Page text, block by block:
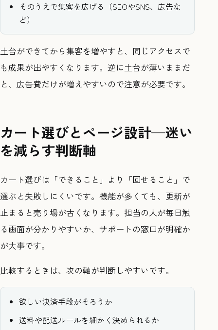
そのうえで集客を広げる（SEOやSNS、広告な
ど）
土台ができてから集客を増やすと、同じアクセスで
も成果が出やすくなります。逆に土台が薄いままだ
と、広告費だけが増えやすいので注意が必要です。
カート選びとページ設計—迷い
を減らす判断軸
カート選びは「できること」より「回せること」で
選ぶと失敗しにくいです。機能が多くても、更新が
止まると売り場が古くなります。担当の人が毎日触
る画面が分かりやすいか、サポートの窓口が明確か
が大事です。
比較するときは、次の軸が判断しやすいです。
欲しい決済手段がそろうか
送料や配送ルールを細かく決められるか